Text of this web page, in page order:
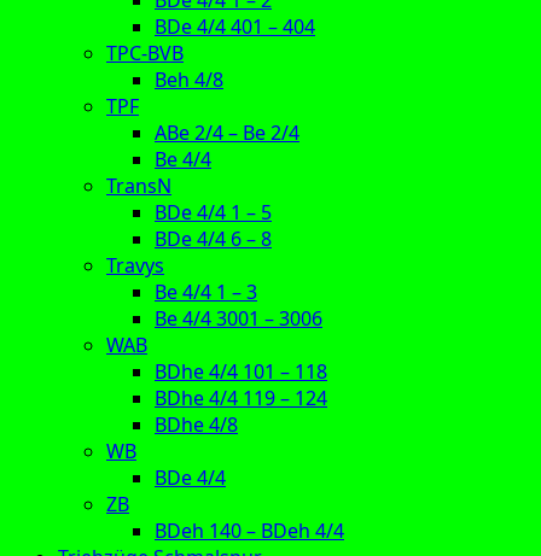
BDe 4/4 401 – 404
TPC-BVB
Beh 4/8
TPF
ABe 2/4 – Be 2/4
Be 4/4
TransN
BDe 4/4 1 – 5
BDe 4/4 6 – 8
Travys
Be 4/4 1 – 3
Be 4/4 3001 – 3006
WAB
BDhe 4/4 101 – 118
BDhe 4/4 119 – 124
BDhe 4/8
WB
BDe 4/4
ZB
BDeh 140 – BDeh 4/4